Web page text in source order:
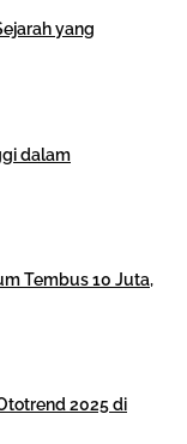
yang
dalam
Tembus 10 Juta,
2025 di